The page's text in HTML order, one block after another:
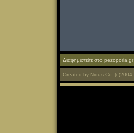
Διαφημιστείτε στο pezoporia.gr
Created by Nidus Co. (c)2004